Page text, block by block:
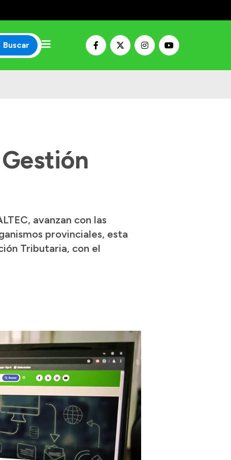
Buscar
avanzan con las
provinciales, esta
Tributaria, con el